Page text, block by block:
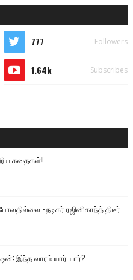
777 Followers
1.64k Subscribes
கதைகள்!
- நடிகர் ரஜினிகாந்த் திடீர்
இந்த வாரம் யார் யார்?